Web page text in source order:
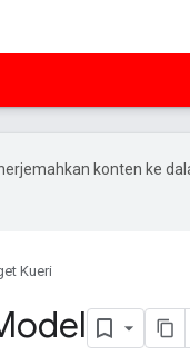
konten ke
Kueri